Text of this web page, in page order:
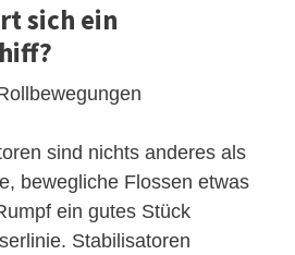
sich ein
sind nichts anderes als
bewegliche Flossen etwas
ein gutes Stück
Stabilisatoren